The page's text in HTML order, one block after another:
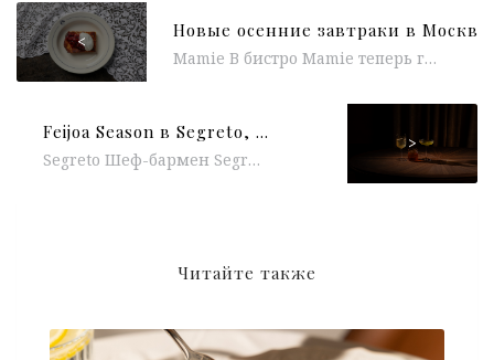
<
Mamie В бистро Mamie теперь готовят завтраки каждый день с 8 утра. Бренд-шеф Дан Мирон и шеф-повар Александр Шуба рекомендуют...
Feijoa Season в Segreto, коллаборация Uilliam’s x Flame, трюфель в Strelka Bar, ужин CuttaCutta x Жажда Крови, арт-круассан от Eleven, спешл-меню «Кухни регионов Китая» в Mr. Lee
Segreto Шеф-бармен Segreto Михаил Орлов открывает Feijoa Season и представляет три новые вариации коктейлей с главным гастрогероем сезона – фейхоа....
>
Читайте также